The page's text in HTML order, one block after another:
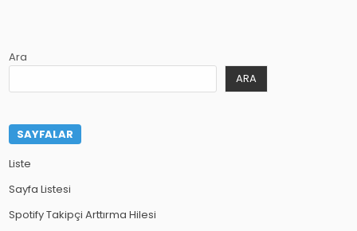
Ara
ARA
SAYFALAR
Liste
Sayfa Listesi
Spotify Takipçi Arttırma Hilesi